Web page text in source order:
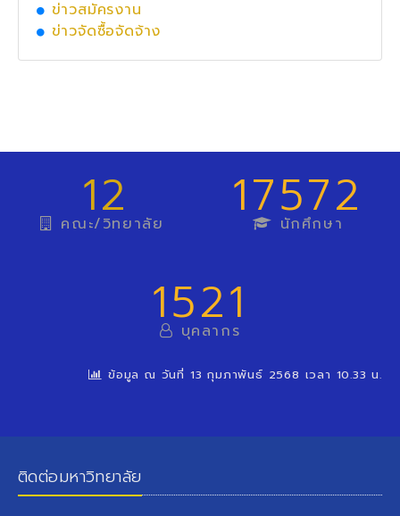
ข่าวสมัครงาน
ข่าวจัดซื้อจัดจ้าง
12
คณะ/วิทยาลัย 17572
นักศึกษา
1521
บุคลากร
ข้อมูล ณ วันที่ 13 กุมภาพันธ์ 2568 เวลา 10.33 น.
ติดต่อมหาวิทยาลัย